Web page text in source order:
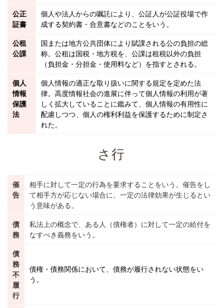
公正
証書
個人や法人からの嘱託により、 公証人が公証役場で作
成する契約書・合意書などのことをいう。
公租
公課
国または地方公共団体により賦課される公の負担の総
称。公租は国税・地方税を、公課は租税以外の負担
（負担金・分担金・使用料など）を指すとされる。
個人
情報
保護
法
個人情報の適正な取り扱いに関する規定を定めた法
律。高度情報社会の進展に伴って個人情報の利用が著
しく拡大していることに鑑みて、個人情報の有用性に
配慮しつつ、個人の権利利益を保護するために制定さ
れた。
さ行
催
告
相手に対して一定の行為を要求することをいう。催告をし
て相手方が応じない場合に、一定の法律効果が生じるとい
う意味がある。
債
務
私法上の概念で、ある人（債権者）に対して一定の給付を
なすべき義務をいう。
債
務
不
履
行
債権・債務関係において、債務が履行されない状態をい
う。